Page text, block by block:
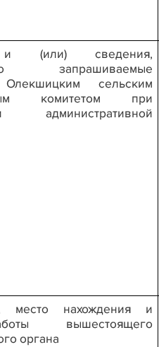
и (или) сведения,
запрашиваемые
Олекшицким сельским
комитетом при
административной
место нахождения и
вышестоящего
органа